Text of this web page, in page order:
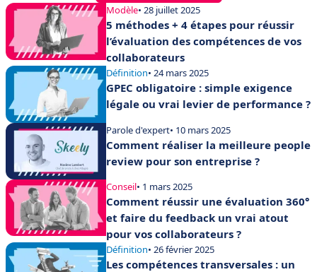
Modèle• 28 juillet 2025
5 méthodes + 4 étapes pour réussir
l’évaluation des compétences de vos
collaborateurs
Définition• 24 mars 2025
GPEC obligatoire : simple exigence
légale ou vrai levier de performance ?
Parole d'expert• 10 mars 2025
Comment réaliser la meilleure people
review pour son entreprise ?
Conseil• 1 mars 2025
Comment réussir une évaluation 360°
et faire du feedback un vrai atout
pour vos collaborateurs ?
Définition• 26 février 2025
Les compétences transversales : un